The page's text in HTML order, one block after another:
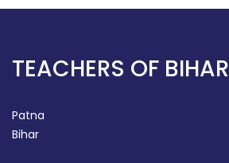
TEACHERS OF BIHAR
Patna
Bihar